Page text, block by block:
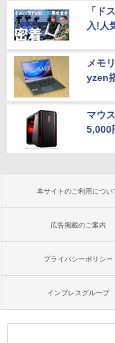
「ド
入!人
メモ
yzen
マウ
5,000
本サイトのご利用につい
広告掲載のご案内
プライバシーポリシー
インプレスグループ